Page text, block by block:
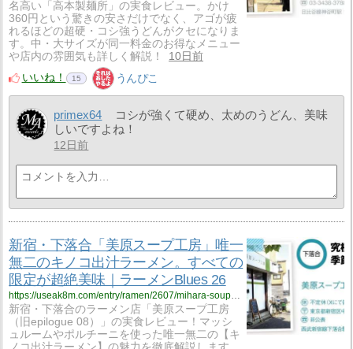
名高い「高本製麺所」の実食レビュー。かけ
360円という驚きの安さだけでなく、アゴが疲
れるほどの超硬・コシ強うどんがクセになりま
す。中・大サイズが同一料金のお得なメニュー
や店内の雰囲気も詳しく解説！
10日前
いいね！
15 うんぴこ
primex64
コシが強くて硬め、太めのうどん、美味
しいですよね！
12日前
新宿・下落合「美原スープ工房」唯一
無二のキノコ出汁ラーメン。すべての
限定が超絶美味｜ラーメンBlues 26
https://useak8m.com/entry/ramen/2607/mihara-soupkoubou
新宿・下落合のラーメン店「美原スープ工房
（旧epilogue 08）」の実食レビュー！マッシ
ュルームやポルチーニを使った唯一無二の【キ